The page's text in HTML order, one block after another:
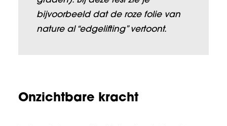
bijvoorbeeld dat de roze folie van
nature al “edgelifting” vertoont.
Onzichtbare kracht